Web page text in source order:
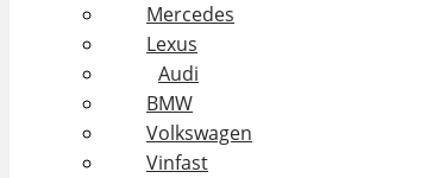
Mercedes
Lexus
Audi
BMW
Volkswagen
Vinfast